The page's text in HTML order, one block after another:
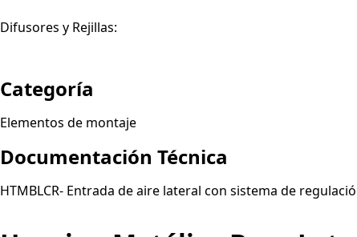
Difusores y Rejillas:
Categoría
Elementos de montaje
Documentación Técnica
HTMBLCR- Entrada de aire lateral con sistema de